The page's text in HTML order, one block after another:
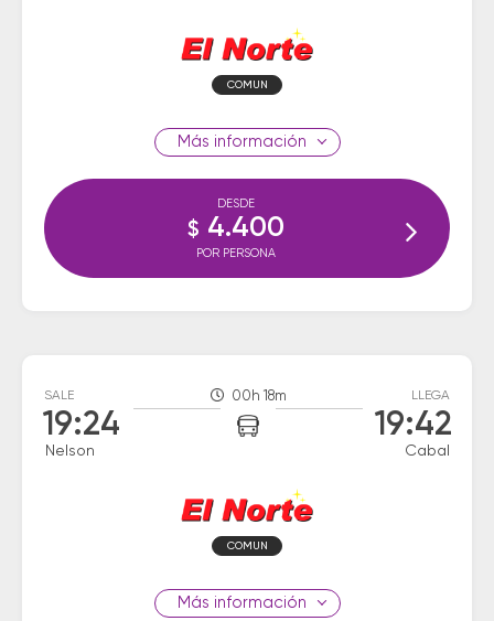
COMUN
información
DESDE
$ 4.400
POR PERSONA
SALE
19:24
Nelson
00h 18m LLEGA
19:42
Cabal
COMUN
información